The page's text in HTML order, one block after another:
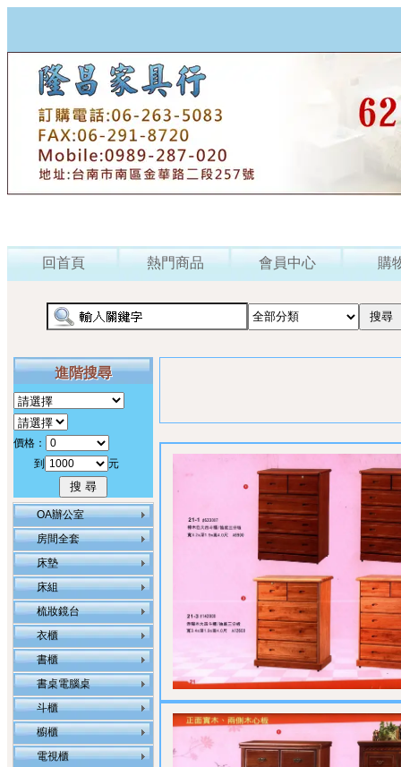
回首頁 熱門商品 會員中心 購
進階搜尋
價格：
到
元
OA辦公室
房間全套
床墊
床組
梳妝鏡台
衣櫃
書櫃
書桌電腦桌
斗櫃
櫥櫃
電視櫃